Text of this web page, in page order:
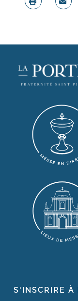
S'INSCRIRE À